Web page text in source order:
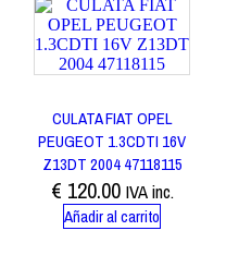
CULATA FIAT OPEL
PEUGEOT 1.3CDTI 16V
Z13DT 2004 47118115
€ 120.00 IVA inc.
Añadir al carrito